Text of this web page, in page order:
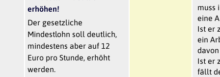
erhöhen!
Der gesetzliche
Mindestlohn soll deutlich,
mindestens aber auf 12
Euro pro Stunde, erhöht
werden.
muss
eine
Ist er
ein
Ist er
fällt